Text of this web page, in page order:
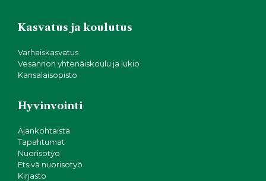
Kasvatus ja koulutus
Varhaiskasvatus
Vesannon yhtenäiskoulu ja lukio
Kansalaisopisto
Hyvinvointi
Ajankohtaista
Tapahtumat
Nuorisotyö
Etsivä nuorisotyö
Kirjasto